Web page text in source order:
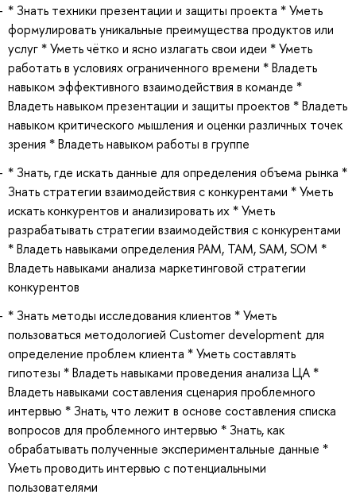
* Знать техники презентации и защиты проекта * Уметь
формулировать уникальные преимущества продуктов или
услуг * Уметь чётко и ясно излагать свои идеи * Уметь
работать в условиях ограниченного времени * Владеть
навыком эффективного взаимодействия в команде *
Владеть навыком презентации и защиты проектов * Владеть
навыком критического мышления и оценки различных точек
зрения * Владеть навыком работы в группе
* Знать, где искать данные для определения объема рынка *
Знать стратегии взаимодействия с конкурентами * Уметь
искать конкурентов и анализировать их * Уметь
разрабатывать стратегии взаимодействия с конкурентами
* Владеть навыками определения PAM, TAM, SAM, SOM *
Владеть навыками анализа маркетинговой стратегии
конкурентов
* Знать методы исследования клиентов * Уметь
пользоваться методологией Customer development для
определение проблем клиента * Уметь составлять
гипотезы * Владеть навыками проведения анализа ЦА *
Владеть навыками составления сценария проблемного
интервью * Знать, что лежит в основе составления списка
вопросов для проблемного интервью * Знать, как
обрабатывать полученные экспериментальные данные *
Уметь проводить интервью с потенциальными
пользователями